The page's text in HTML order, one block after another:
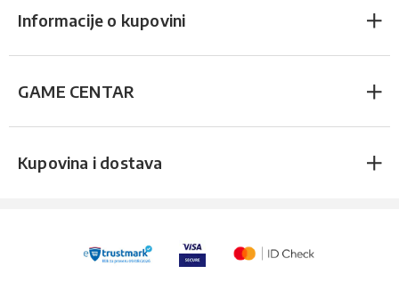
Informacije o kupovini
GAME CENTAR
Kupovina i dostava